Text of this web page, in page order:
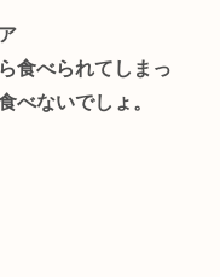
食べられてしまっ
べないでしょ。